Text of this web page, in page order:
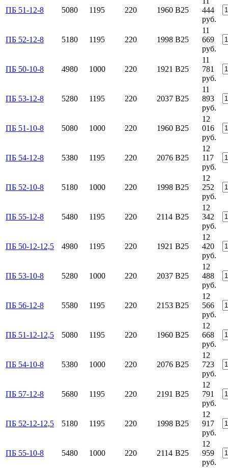
ПБ 51-12-8 5080 1195 220 1960 B25
444
руб.
ПБ 52-12-8 5180 1195 220 1998 B25
11
669
руб.
ПБ 50-10-8 4980 1000 220 1921 B25
11
781
руб.
ПБ 53-12-8 5280 1195 220 2037 B25
11
893
руб.
ПБ 51-10-8 5080 1000 220 1960 B25
12
016
руб.
ПБ 54-12-8 5380 1195 220 2076 B25
12
117
руб.
ПБ 52-10-8 5180 1000 220 1998 B25
12
252
руб.
ПБ 55-12-8 5480 1195 220 2114 B25
12
342
руб.
ПБ 50-12-12,5 4980 1195 220 1921 B25
12
420
руб.
ПБ 53-10-8 5280 1000 220 2037 B25
12
488
руб.
ПБ 56-12-8 5580 1195 220 2153 B25
12
566
руб.
ПБ 51-12-12,5 5080 1195 220 1960 B25
12
668
руб.
ПБ 54-10-8 5380 1000 220 2076 B25
12
723
руб.
ПБ 57-12-8 5680 1195 220 2191 B25
12
791
руб.
ПБ 52-12-12,5 5180 1195 220 1998 B25
12
917
руб.
ПБ 55-10-8 5480 1000 220 2114 B25
12
959
руб.